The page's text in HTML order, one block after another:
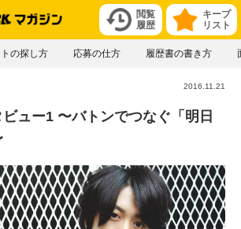
キープ
リスト
閲覧
履歴
の探し方 応募の仕方 履歴書の書き方
2016.11.21
ュー1 〜バトンでつなぐ「明日